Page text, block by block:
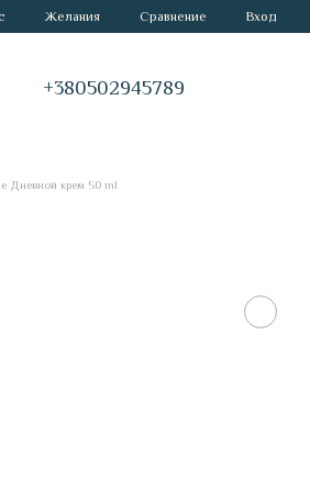
Желания Сравнение Вход
+380502945789
Дневной крем 50 ml